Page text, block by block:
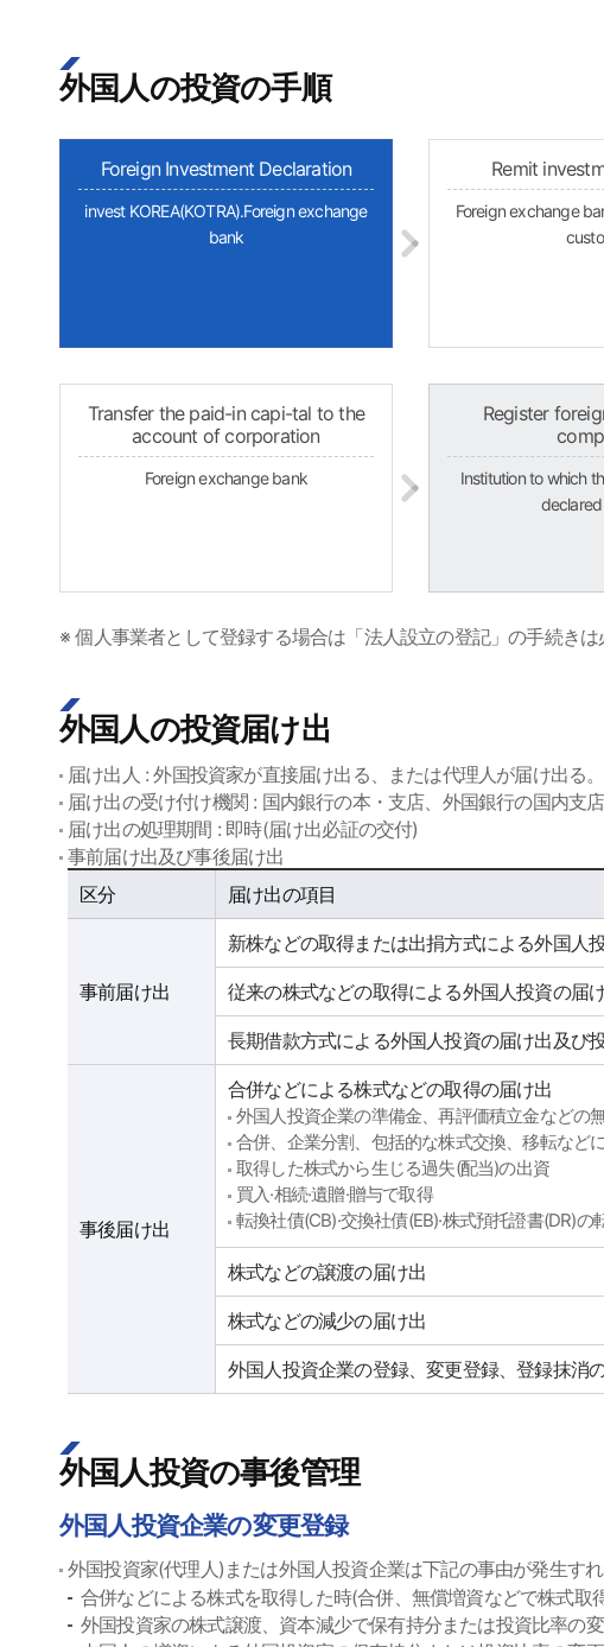
外国人の投資の手順
Foreign Investment Declaration
invest KOREA(KOTRA).Foreign exchange
bank
Remit
Foreign exchange
Transfer the paid-in capi-tal to the
account of corporation
Foreign exchange bank
Register
Institution to which
declared
※ 個人事業者として登録する場合は「法人設立の登記」の手続きは
外国人の投資届け出
届け出人 : 外国投資家が直接届け出る、または代理人が届け出る。
届け出の受け付け機関 : 国内銀行の本・支店、外国銀行の国内支
届け出の処理期間 : 即時(届け出必証の交付)
事前届け出及び事後届け出
사전신고 및 사후신고
区分
届け出の項目
事前届け出
新株などの取得または出捐方式による外国人
従来の株式などの取得による外国人投資の届
長期借款方式による外国人投資の届け出及び
事後届け出
合併などによる株式などの取得の届け出
外国人投資企業の準備金、再評価積立金などの
合併、企業分割、包括的な株式交換、移転など
取得した株式から生じる過失(配当)の出資
買入·相続·遺贈·贈与で取得
転換社債(CB)·交換社債(EB)·株式預托證書(DR)
株式などの譲渡の届け出
株式などの減少の届け出
外国人投資企業の登録、変更登録、登録抹消
外国人投資の事後管理
外国人投資企業の変更登録
外国投資家(代理人)または外国人投資企業は下記の事由が発生す
合併などによる株式を取得した時(合併、無償増資などで株式取
外国投資家の株式譲渡、資本減少で保有持分または投資比率の